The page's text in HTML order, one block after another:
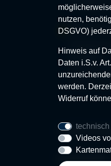
Fax 08332
MVZ-
Im Stillen 2
87509
www.mvz-
© 2026
nutzen,
DSGVO)
Hinweis auf
Daten i.S.v.
werden.
Widerruf
Videos